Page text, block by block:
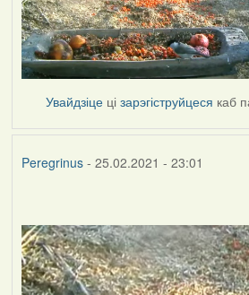
Увайдзіце цізарэгіструйцеся каб
Peregrinus- 25.02.2021 - 23:01